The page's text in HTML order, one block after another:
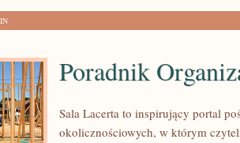
Poradnik
Sala Lacerta to inspirujący portal
okolicznościowych, w którym